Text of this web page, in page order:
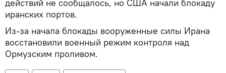
действий не сообщалось, но США начали блокаду
иранских портов.
Из-за начала блокады вооруженные силы Ирана
восстановили военный режим контроля над
Ормузским проливом.